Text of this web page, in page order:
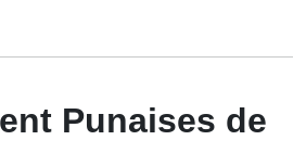
Punaises de